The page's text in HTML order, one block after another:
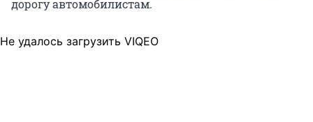
дорогу автомобилистам.
Не удалось загрузить VIQEO